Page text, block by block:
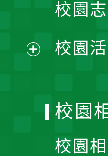
單
校園
校園
校園
校園